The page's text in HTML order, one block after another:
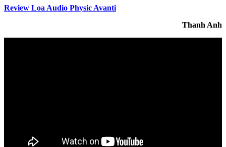
Review Loa Audio Physic Avanti
Thanh Anh